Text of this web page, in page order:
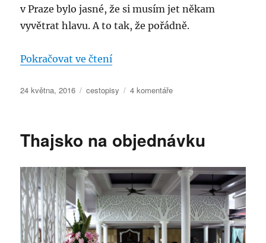
v Praze bylo jasné, že si musím jet někam
vyvětrat hlavu. A to tak, že pořádně.
Pokračovat ve čtení„Dobrovolně v Izraeli“
Publikováno:
24 května, 2016 Rubriky:
cestopisy 4 komentářeu
Dobrovolně
Thajsko na objednávku